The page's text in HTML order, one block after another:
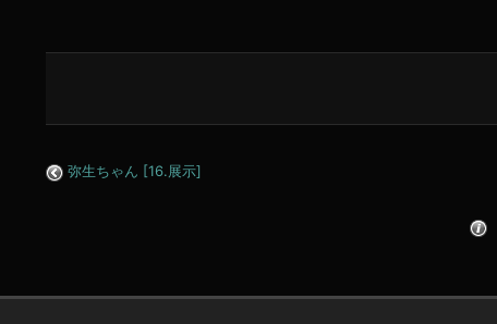
弥生ちゃん [16.展示]